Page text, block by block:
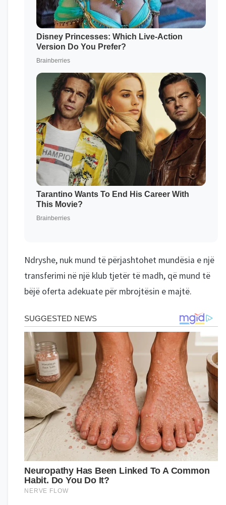
Ndryshe, nuk mund të përjashtohet mundësia e një
transferimi në një klub tjetër të madh, që mund të
bëjë oferta adekuate për mbrojtësin e majtë.